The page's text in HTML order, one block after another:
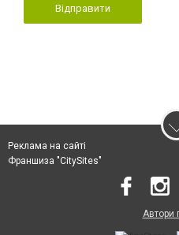
Відправити
Реклама на сайті
Франшиза "CitySites"
Автори